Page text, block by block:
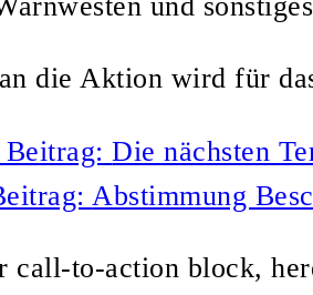
die Aktion wird für
Beitrag:Die nächsten
Abstimmung
call-to-action block,